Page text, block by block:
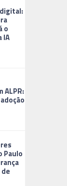
o
IA
ALPR:
Paulo